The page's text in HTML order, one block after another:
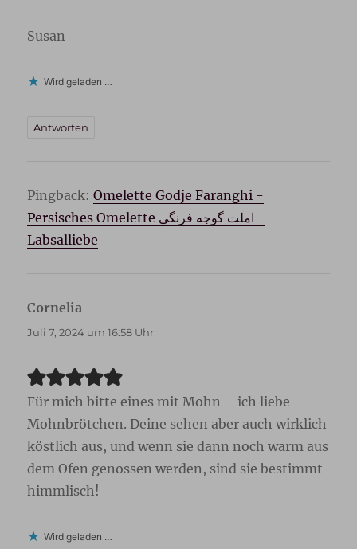
Susan
Wird geladen …
Antworten
Pingback:Omelette Godje Faranghi -
Persisches Omelette املت گوجه فرنگی -
Labsalliebe
Cornelia
Juli 7, 2024 um 16:58 Uhr
Für mich bitte eines mit Mohn – ich liebe
Mohnbrötchen. Deine sehen aber auch wirklich
köstlich aus, und wenn sie dann noch warm aus
dem Ofen genossen werden, sind sie bestimmt
himmlisch!
Wird geladen …